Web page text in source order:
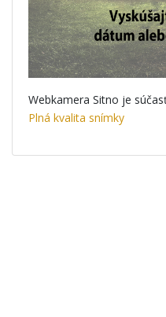
Webkamera Sitno je
Plná kvalita snímky